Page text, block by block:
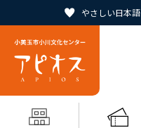
やさしい日本語